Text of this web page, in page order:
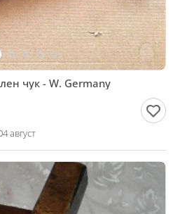
чук - W. Germany
август